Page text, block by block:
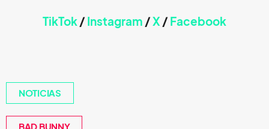
TikTok/Instagram /X /Facebook
NOTICIAS
BAD BUNNY